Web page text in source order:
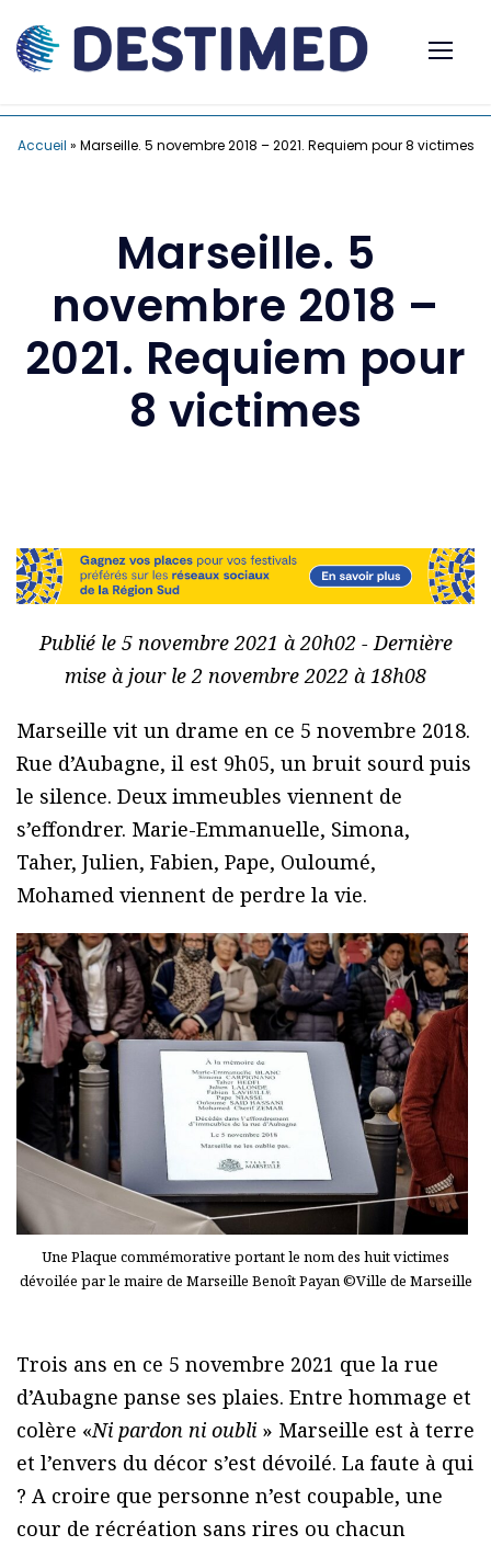
Accueil » Marseille. 5 novembre 2018 – 2021. Requiem pour 8 victimes
Marseille. 5
novembre 2018 –
2021. Requiem pour
8 victimes
Publié le 5 novembre 2021 à 20h02 - Dernière
mise à jour le 2 novembre 2022 à 18h08
Marseille vit un drame en ce 5 novembre 2018.
Rue d’Aubagne, il est 9h05, un bruit sourd puis
le silence. Deux immeubles viennent de
s’effondrer. Marie-Emmanuelle, Simona,
Taher, Julien, Fabien, Pape, Ouloumé,
Mohamed viennent de perdre la vie.
Une Plaque commémorative portant le nom des huit victimes
dévoilée par le maire de Marseille Benoît Payan ©Ville de Marseille
Trois ans en ce 5 novembre 2021 que la rue
d’Aubagne panse ses plaies. Entre hommage et
colère «Ni pardon ni oubli » Marseille est à terre
et l’envers du décor s’est dévoilé. La faute à qui
? A croire que personne n’est coupable, une
cour de récréation sans rires ou chacun